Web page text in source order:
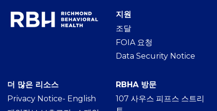
지원
조달
FOIA 요청
Data Security Notice
더 많은 리소스
Privacy Notice- English
RBHA 방문
107 사우스 피프스 스트리